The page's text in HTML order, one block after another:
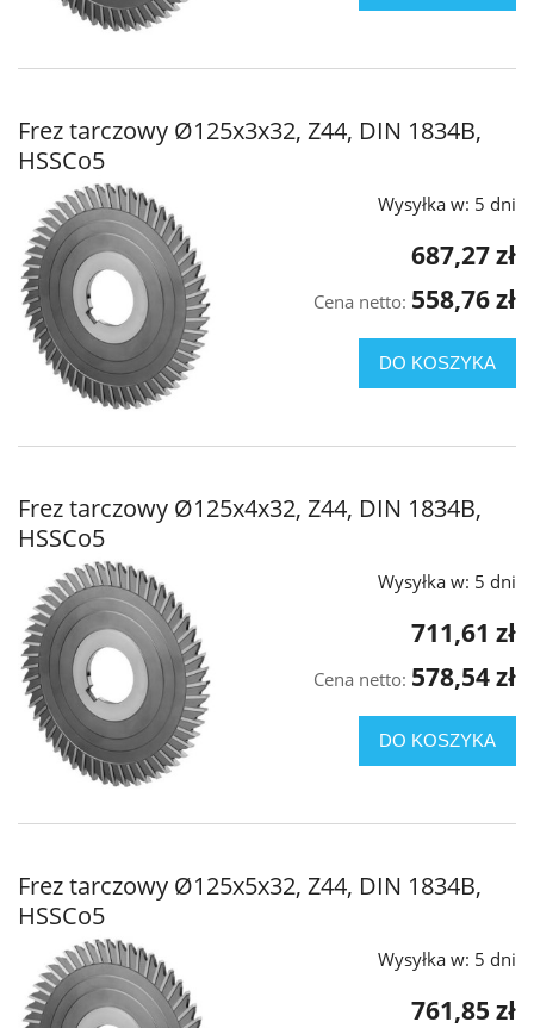
Frez tarczowy Ø125x3x32, Z44, DIN 1834B,
HSSCo5
Wysyłka w: 5 dni
687,27 zł
Cena netto: 558,76 zł
DO KOSZYKA
Frez tarczowy Ø125x4x32, Z44, DIN 1834B,
HSSCo5
Wysyłka w: 5 dni
711,61 zł
Cena netto: 578,54 zł
DO KOSZYKA
Frez tarczowy Ø125x5x32, Z44, DIN 1834B,
HSSCo5
Wysyłka w: 5 dni
761,85 zł